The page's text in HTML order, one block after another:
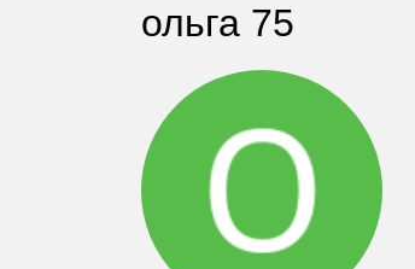
ольга 75